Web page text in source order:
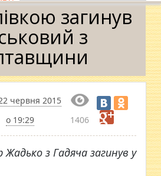
загинув
з
червня 2015
о 19:29
1406
Жадько з Гадяча загинув у